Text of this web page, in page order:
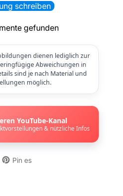
schreiben
gefunden
dienen lediglich zur
Abweichungen in
sind je nach Material und
möglich.
YouTube-Kanal
& nützliche Infos
Pin es
Auf
Wird